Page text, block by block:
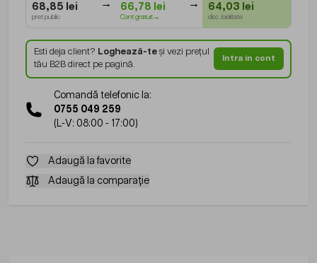
68,85 lei
pret public
66,78 lei
Cont gratuit→
64,03 lei
disc. loialitate
Esti deja client? Loghează-teși vezi prețul
tău B2B direct pe pagină.
Intra in cont
Comandă telefonic la:
0755 049 259
(L-V: 08:00 - 17:00)
Adaugă la favorite
Adaugă la comparație